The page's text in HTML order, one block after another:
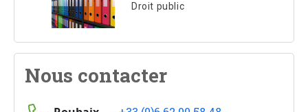
Droit public
Nous contacter